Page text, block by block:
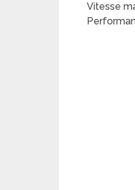
Vitesse